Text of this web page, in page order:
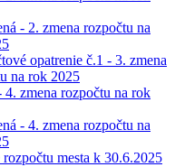
- 2. zmena rozpočtu na
opatrenie č.1 - 3. zmena
na rok 2025
4. zmena rozpočtu na rok
- 4. zmena rozpočtu na
rozpočtu mesta k 30.6.2025